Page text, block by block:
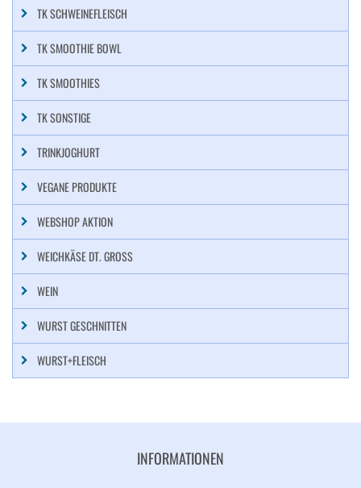
TK SCHWEINEFLEISCH
TK SMOOTHIE BOWL
TK SMOOTHIES
TK SONSTIGE
TRINKJOGHURT
VEGANE PRODUKTE
WEBSHOP AKTION
WEICHKÄSE DT. GROSS
WEIN
WURST GESCHNITTEN
WURST+FLEISCH
INFORMATIONEN